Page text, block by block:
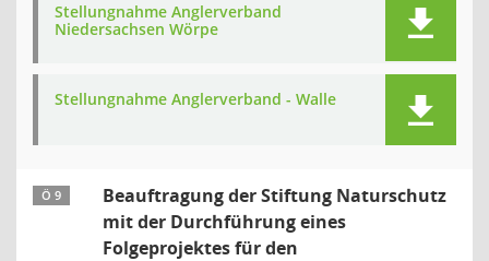
Stellungnahme Anglerverband
Niedersachsen Wörpe
Stellungnahme Anglerverband - Walle
Ö 9
Beauftragung der Stiftung Naturschutz
mit der Durchführung eines
Folgeprojektes für den